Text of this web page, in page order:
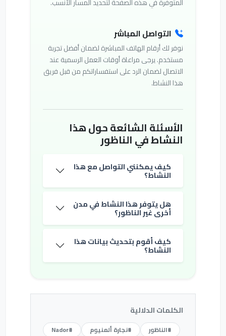
المتوفرة في هذه الصفحة لتحديد المسار الأنسب.
التواصل المباشر
نوفر لك أرقام الهاتف المباشرة لضمان أفضل تجربة
مستخدم. يرجى مراعاة أوقات العمل الرسمية عند
الاتصال لضمان الرد على استفساراتكم من قبل فريق
هذا النشاط.
الأسئلة الشائعة حول هذا
النشاط في الناظور
كيف يمكنني التواصل مع هذا
النشاط؟
هل يتوفر هذا النشاط في مدن
أخرى غير الناظور؟
كيف أقوم بتحديث بيانات هذا
النشاط؟
الكلمات الدلالية
#الناظور #نجارة ألمنيوم
#Nador